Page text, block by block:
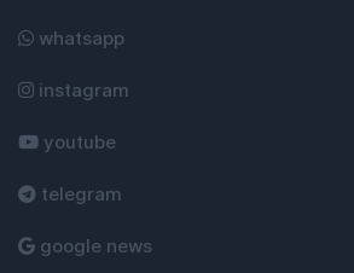
whatsapp
instagram
youtube
telegram
google news